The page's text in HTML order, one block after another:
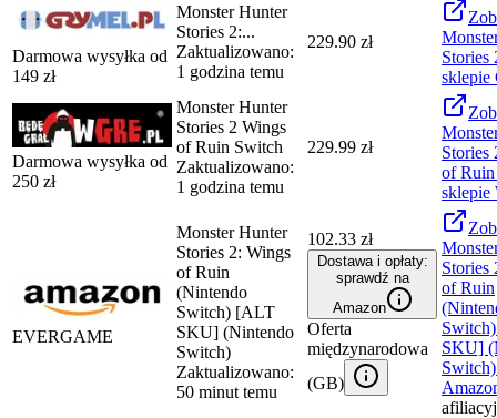
Darmowa wysyłka od
149 zł
Monster Hunter
Stories 2:...
Zaktualizowano:
1 godzina temu
229.90 zł
Stories
sklepie
Darmowa wysyłka od
250 zł
Monster Hunter
Stories 2 Wings
of Ruin Switch
Zaktualizowano:
1 godzina temu
229.99 zł
Stories
of
sklepie
EVERGAME
Monster Hunter
Stories 2: Wings
of Ruin
(Nintendo
Switch) [ALT
SKU] (Nintendo
Switch)
Zaktualizowano:
50 minut temu
102.33 zł
Dostawa i opłaty:
sprawdź na
Amazon
Oferta
międzynarodowa
(GB)
Stories
of Ruin
SKU]
Switch)